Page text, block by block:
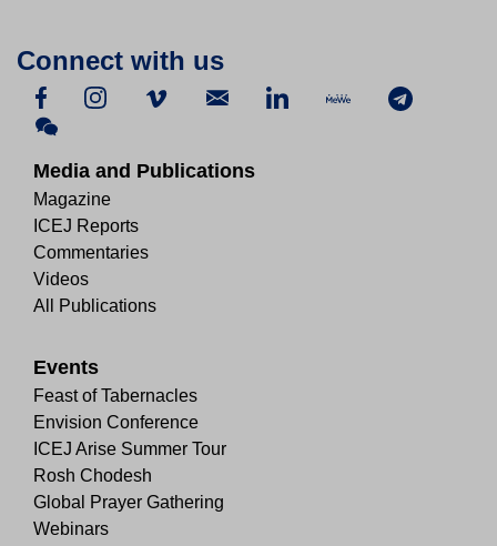
Connect with us
Media and Publications
Magazine
ICEJ Reports
Commentaries
Videos
All Publications
Events
Feast of Tabernacles
Envision Conference
ICEJ Arise Summer Tour
Rosh Chodesh
Global Prayer Gathering
Webinars